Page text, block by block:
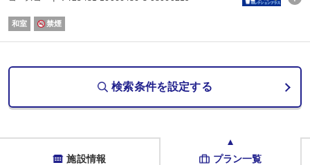
・天然温泉大浴場の一つは畳とすのこを敷いたお座敷風畳風呂、もう一つは
ご入浴時間は、15：00～23：15、朝6：00～9：15です。
・チェックイン後は1階エレベーターまで御案内となります。
・乳幼児は布団なし、食事なしの場合は施設利用料1100円（露天風呂付客室
・入湯税１５０円は別途いただきます。
和室 禁煙
検索条件を設定する
施設情報 プラン一覧